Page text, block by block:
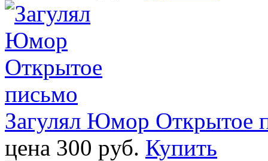
Загулял Юмор Открытое
цена 300 pуб. Купить